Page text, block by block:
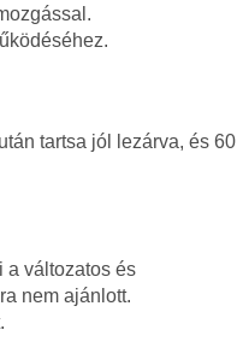
tartsa jól lezárva, és 60
a változatos és
nem ajánlott.